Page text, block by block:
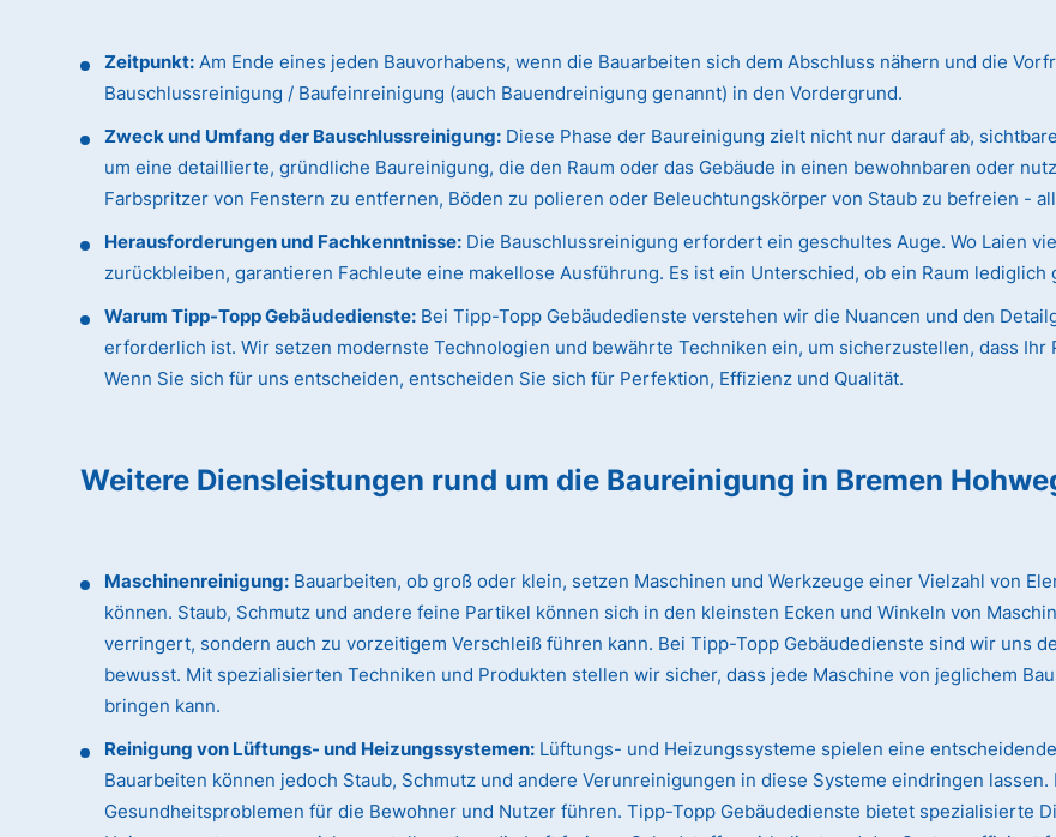
Zeitpunkt: Am Ende eines jeden Bauvorhabens, wenn die Bauarbeiten sich dem Abschluss nähern und die
Bauschlussreinigung / Baufeinreinigung (auch Bauendreinigung genannt) in den Vordergrund.
Zweck und Umfang der Bauschlussreinigung: Diese Phase der Baureinigung zielt nicht nur darauf ab,
um eine detaillierte, gründliche Baureinigung, die den Raum oder das Gebäude in einen bewohnbaren oder
Farbspritzer von Fenstern zu entfernen, Böden zu polieren oder Beleuchtungskörper von Staub zu befreien -
Herausforderungen und Fachkenntnisse: Die Bauschlussreinigung erfordert ein geschultes Auge. Wo Laien
zurückbleiben, garantieren Fachleute eine makellose Ausführung. Es ist ein Unterschied, ob ein Raum
Warum Tipp-Topp Gebäudedienste: Bei Tipp-Topp Gebäudedienste verstehen wir die Nuancen und den
erforderlich ist. Wir setzen modernste Technologien und bewährte Techniken ein, um sicherzustellen, dass
Wenn Sie sich für uns entscheiden, entscheiden Sie sich für Perfektion, Effizienz und Qualität.
Weitere Diensleistungen rund um die Baureinigung in Bremen
Maschinenreinigung: Bauarbeiten, ob groß oder klein, setzen Maschinen und Werkzeuge einer Vielzahl von
können. Staub, Schmutz und andere feine Partikel können sich in den kleinsten Ecken und Winkeln von
verringert, sondern auch zu vorzeitigem Verschleiß führen kann. Bei Tipp-Topp Gebäudedienste sind wir uns
bewusst. Mit spezialisierten Techniken und Produkten stellen wir sicher, dass jede Maschine von jeglichem
bringen kann.
Reinigung von Lüftungs- und Heizungssystemen: Lüftungs- und Heizungssysteme spielen eine
Bauarbeiten können jedoch Staub, Schmutz und andere Verunreinigungen in diese Systeme eindringen
Gesundheitsproblemen für die Bewohner und Nutzer führen. Tipp-Topp Gebäudedienste bietet spezialisierte